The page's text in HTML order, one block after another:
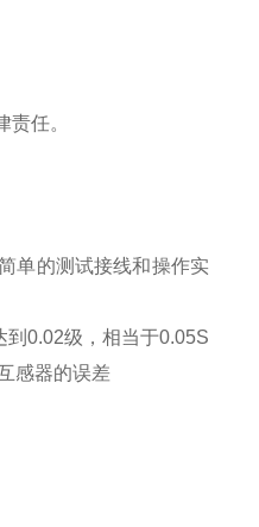
任。
单的测试接线和操作实
0.02级，相当于0.05S
感器的误差